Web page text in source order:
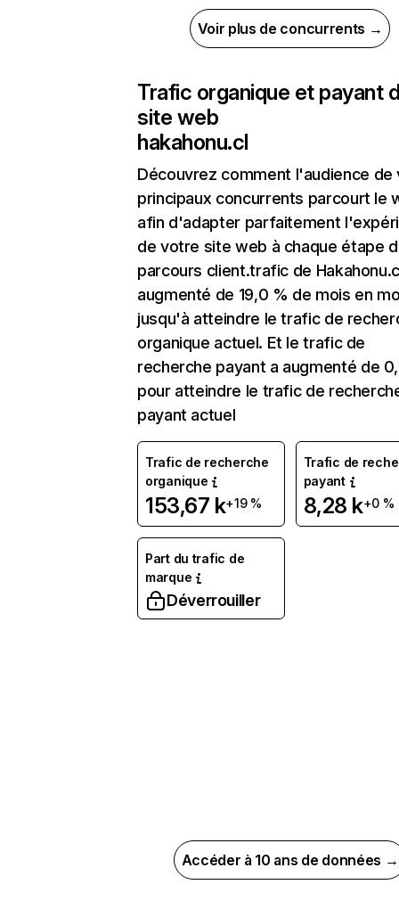
Voir plus de concurrents →
Trafic organique et payant
site web
hakahonu.cl
Découvrez comment l'audience de
principaux concurrents parcourt le
afin d'adapter parfaitement
de votre site web à chaque étape
parcours client.trafic de
augmenté de 19,0 % de mois en
jusqu'à atteindre le trafic de
organique actuel. Et le trafic de
recherche payant a augmenté de
pour atteindre le trafic de
payant actuel
Trafic de recherche
organique
153,67 k+19 %
Trafic de
payant
8,28 k+0 %
Part du trafic de
marque
Déverrouiller
Accéder à 10 ans de données →